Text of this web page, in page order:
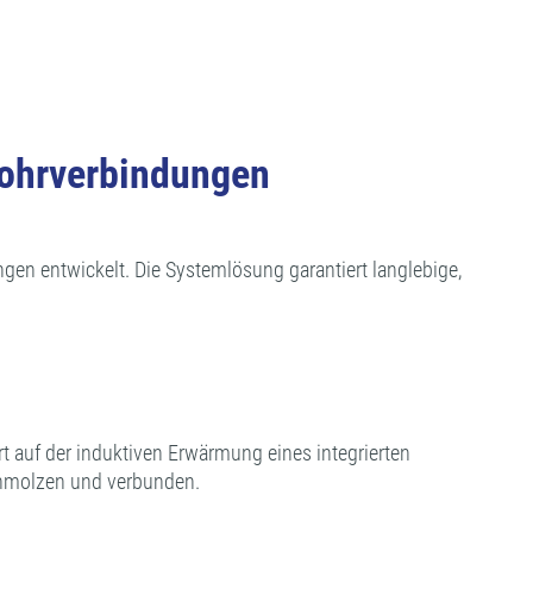
entwickelt. Die Systemlösung garantiert langlebige,
auf der induktiven Erwärmung eines integrierten
und verbunden.